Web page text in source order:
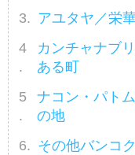
アユタヤ／栄
カンチャナブ
ある町
ナコン・パト
の地
その他バンコ